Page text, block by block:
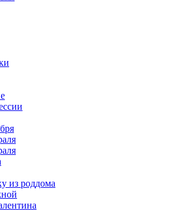
из роддома